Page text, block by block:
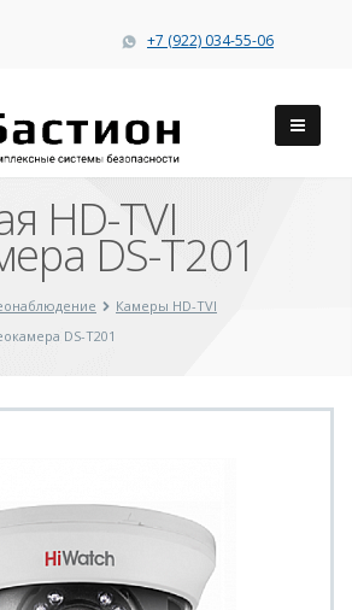
+7 (922) 034-55-06
HD-TVI
DS-T201
Камеры HD-TVI
DS-T201